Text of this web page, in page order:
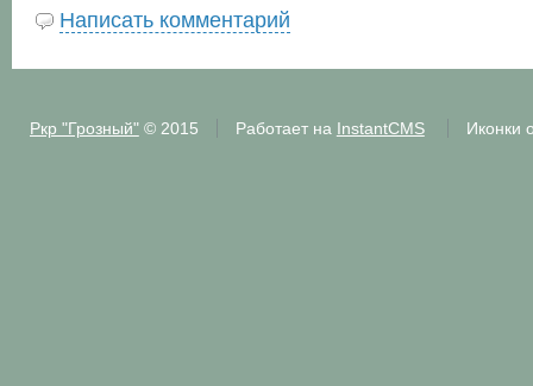
Написать комментарий
Ркр "Грозный"© 2015 Работает на InstantCMS Иконки